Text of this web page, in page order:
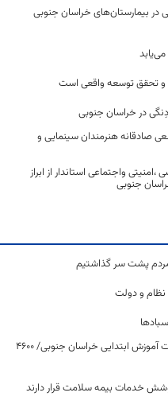
با علائم تنفسی در بیمارستان‌های خراسان جنوبی
و تحقق توسعه واقعی است
در خراسان جنوبی
صادقانه هنرمندان سینمایی و
واجتماعی استاندار از ابراز
جنوبی
مردم پشت سر گذاشتیم
و دولت
تقدیر مقام عالی وزارت از عملکرد جهادی معاونت آموزش ابتدایی خراسان جنوبی/ ۴۶۰۰